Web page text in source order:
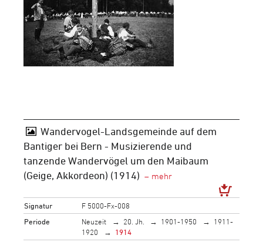
Wandervogel-Landsgemeinde auf dem
Bantiger bei Bern - Musizierende und
tanzende Wandervögel um den Maibaum
(Geige, Akkordeon) (1914)
Signatur
F 5000-Fx-008
Periode
Neuzeit 20. Jh. 1901-1950
1911-
1920
1914